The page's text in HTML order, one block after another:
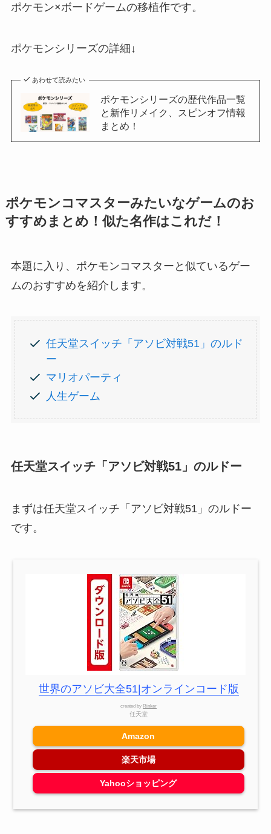
ポケモン×ボードゲームの移植作です。
ポケモンシリーズの詳細↓
あわせて読みたい
ポケモンシリーズの歴代作品一覧
と新作リメイク、スピンオフ情報
まとめ！
ポケモンコマスターみたいなゲームのお
すすめまとめ！似た名作はこれだ！
本題に入り、ポケモンコマスターと似ているゲー
ムのおすすめを紹介します。
任天堂スイッチ「アソビ対戦51」のルド
ー
マリオパーティ
人生ゲーム
任天堂スイッチ「アソビ対戦51」のルドー
まずは任天堂スイッチ「アソビ対戦51」のルドー
です。
世界のアソビ大全51|オンラインコード版
created by Rinker
任天堂
Amazon
楽天市場
Yahooショッピング